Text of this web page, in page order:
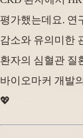
평가했는데요. 연
감소와 유의미한
환자의 심혈관 질
바이오마커 개발
💖